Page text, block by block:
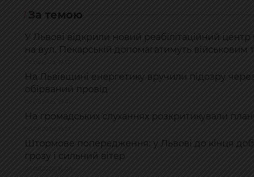
За темою
У Львові відкрили новий реабілітаційний
на вул. Пекарській допомагатимуть військовим
На Львівщині енергетику вручили підозру
обірваний провід
На громадських слуханнях розкритикували
Штормове попередження: у Львові до кінця
грозу і сильний вітер